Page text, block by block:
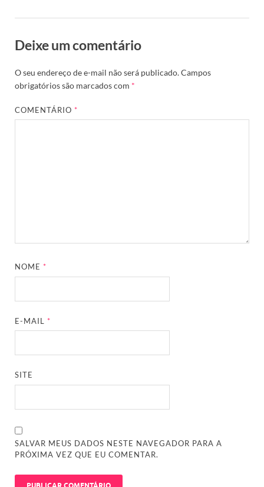
Deixe um comentário
O seu endereço de e-mail não será publicado.Campos
obrigatórios são marcados com *
COMENTÁRIO*
NOME*
E-MAIL*
SITE
SALVAR MEUS DADOS NESTE NAVEGADOR PARA A
PRÓXIMA VEZ QUE EU COMENTAR.